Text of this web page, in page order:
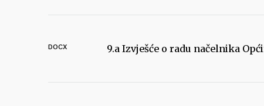
DOCX 9.a Izvješće o radu načelnika